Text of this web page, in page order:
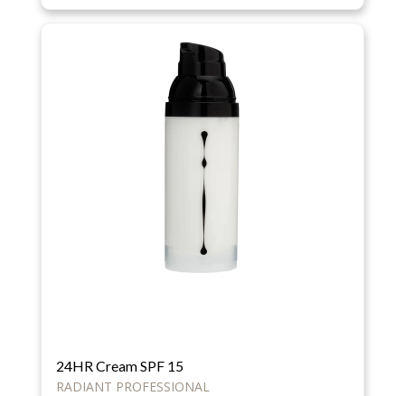
24HR Cream SPF 15
RADIANT PROFESSIONAL